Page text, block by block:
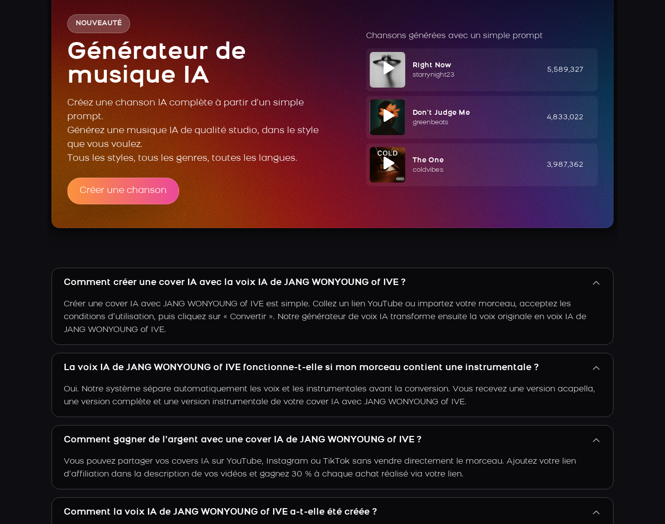
NOUVEAUTÉ
Générateur de
musique IA
Créez une chanson IA complète à partir d’un simple
prompt.
Générez une musique IA de qualité studio, dans le style
que vous voulez.
Tous les styles, tous les genres, toutes les langues.
Créer une chanson
Chansons générées avec un simple prompt
Right Now
starrynight23
5,589,327
Don't Judge Me
greenbeats
4,833,022
The One
coldvibes
3,987,362
Comment créer une cover IA avec la voix IA de JANG WONYOUNG of IVE ?
Créer une cover IA avec JANG WONYOUNG of IVE est simple. Collez un lien YouTube ou importez votre morceau, acceptez les
conditions d’utilisation, puis cliquez sur « Convertir ». Notre générateur de voix IA transforme ensuite la voix originale en voix IA de
JANG WONYOUNG of IVE.
La voix IA de JANG WONYOUNG of IVE fonctionne-t-elle si mon morceau contient une instrumentale ?
Oui. Notre système sépare automatiquement les voix et les instrumentales avant la conversion. Vous recevez une version acapella,
une version complète et une version instrumentale de votre cover IA avec JANG WONYOUNG of IVE.
Comment gagner de l’argent avec une cover IA de JANG WONYOUNG of IVE ?
Vous pouvez partager vos covers IA sur YouTube, Instagram ou TikTok sans vendre directement le morceau. Ajoutez votre lien
d’affiliation dans la description de vos vidéos et gagnez 30 % à chaque achat réalisé via votre lien.
Comment la voix IA de JANG WONYOUNG of IVE a-t-elle été créée ?